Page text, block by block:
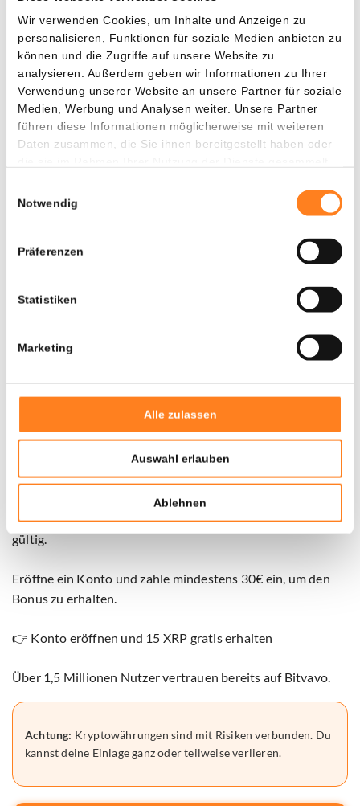
Wir verwenden Cookies, um Inhalte und Anzeigen zu
personalisieren, Funktionen für soziale Medien anbieten zu
können und die Zugriffe auf unsere Website zu
analysieren. Außerdem geben wir Informationen zu Ihrer
Verwendung unserer Website an unsere Partner für soziale
Medien, Werbung und Analysen weiter. Unsere Partner
führen diese Informationen möglicherweise mit weiteren
Daten zusammen, die Sie ihnen bereitgestellt haben oder
Notwendig
Präferenzen
Statistiken
Marketing
Alle zulassen
Auswahl erlauben
Ablehnen
Ölpreis sinkt, Ungewissheit bleibt
Der Ölpreis reagierte sofort positiv auf das Abkommen
zwischen Washington und Teheran. Die Investmentbank
Goldman Sachs senkte ihre Prognose für den Brent-Ölpreis
im vierten Quartal 2026 von 90 Dollar auf 80 Dollar pro
Analysten warnen jedoch, dass der Markt vorerst anfällig
Ölproduktion bedeutet nämlich nicht automatisch, dass
alle Exportströme sofort wieder mit voller Kraft laufen.
Die kommenden Wochen werden deshalb entscheidend
Welthandel, der monatelang von einer der größten
maritimen Störungen der letzten Jahre betroffen war.
Bitvavo in Zusammenarbeit mit Newsbit bietet dir aktuell
15 XRP als Geschenk. Die Aktion ist nur für kurze Zeit
gültig.
Eröffne ein Konto und zahle mindestens 30€ ein, um den
Bonus zu erhalten.
👉 Konto eröffnen und 15 XRP gratis erhalten
Über 1,5 Millionen Nutzer vertrauen bereits auf Bitvavo.
Achtung: Kryptowährungen sind mit Risiken verbunden. Du
kannst deine Einlage ganz oder teilweise verlieren.